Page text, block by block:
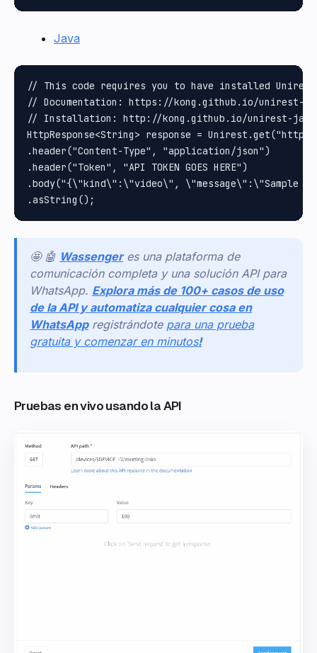
Java
// This code requires you to have installed Unirest
// Documentation: https://kong.github.io/unirest-
// Installation: http://kong.github.io/unirest-
HttpResponse<String> response =
.header("Content-Type", "application/json")
.header("Token", "API TOKEN GOES HERE")
.body("{\"kind\":\"video\", \"message\":\"Sample
🤩 🤖 Wassenger es una plataforma de
comunicación completa y una solución API para
WhatsApp. Explora más de 100+ casos de uso
de la API y automatiza cualquier cosa en
WhatsApp registrándote para una prueba
gratuita y comenzar en minutos!
Pruebas en vivo usando la API